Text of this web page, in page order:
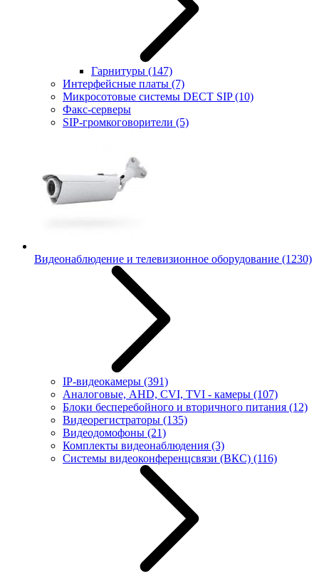
Гарнитуры (147)
Интерфейсные платы (7)
Микросотовые системы DECT SIP(10)
Факс-серверы
SIP-громкоговорители (5)
Видеонаблюдение и телевизионное оборудование (1230)
IP-видеокамеры (391)
Аналоговые, AHD, CVI, TVI - камеры (107)
Блоки бесперебойного и вторичного питания (12)
Видеорегистраторы (135)
Видеодомофоны (21)
Комплекты видеонаблюдения (3)
Системы видеоконференцсвязи (ВКС) (116)